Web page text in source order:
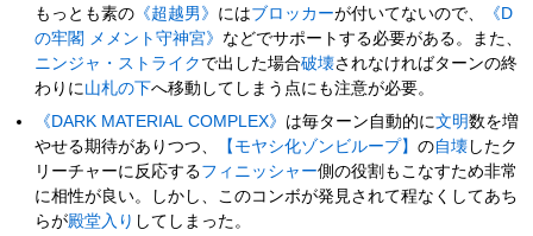
もっとも素の 《超越男》 にはブロッカーが付いてないので、
《D
の牢閣 メメント守神宮》 などでサポートする必要がある。また、
ニンジャ・ストライク で出した場合破壊されなければターンの終
わりに山札の下へ移動してしまう点にも注意が必要。
《DARK MATERIAL COMPLEX》 は毎ターン自動的に文明数を増
やせる期待がありつつ、
【モヤシ化ゾンビループ】の自壊 したク
リーチャーに反応するフィニッシャー側の役割もこなすため非常
に相性が良い。しかし、このコンボが発見されて程なくしてあち
らが殿堂入り してしまった。